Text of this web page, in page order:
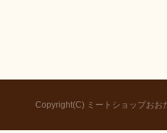
Copyright(C) ミートショップおお